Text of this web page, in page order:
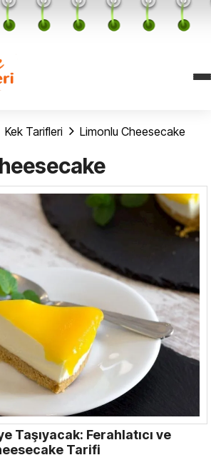
Kek Tarifleri Limonlu Cheesecake
Taşıyacak: Ferahlatıcı ve
Tarifi